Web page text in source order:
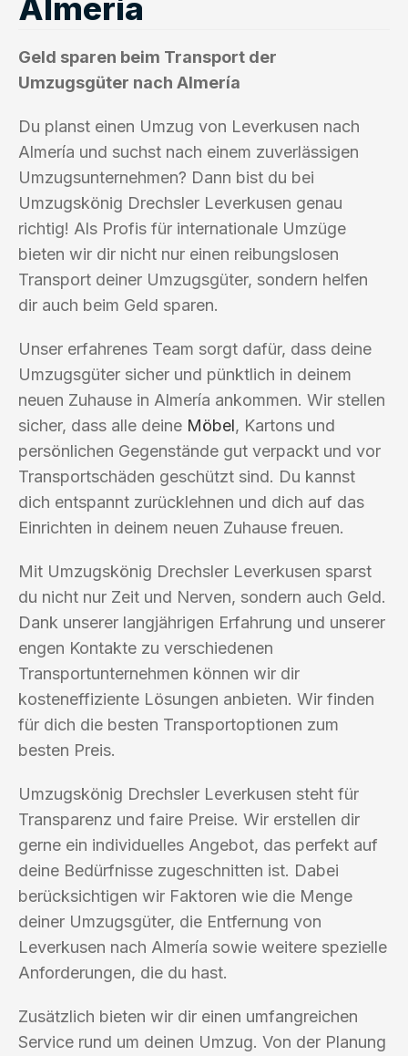
Almería
Geld sparen beim Transport der
Umzugsgüter nach Almería
Du planst einen Umzug von Leverkusen nach
Almería und suchst nach einem zuverlässigen
Umzugsunternehmen? Dann bist du bei
Umzugskönig Drechsler Leverkusen genau
richtig! Als Profis für internationale Umzüge
bieten wir dir nicht nur einen reibungslosen
Transport deiner Umzugsgüter, sondern helfen
dir auch beim Geld sparen.
Unser erfahrenes Team sorgt dafür, dass deine
Umzugsgüter sicher und pünktlich in deinem
neuen Zuhause in Almería ankommen. Wir stellen
sicher, dass alle deine Möbel, Kartons und
persönlichen Gegenstände gut verpackt und vor
Transportschäden geschützt sind. Du kannst
dich entspannt zurücklehnen und dich auf das
Einrichten in deinem neuen Zuhause freuen.
Mit Umzugskönig Drechsler Leverkusen sparst
du nicht nur Zeit und Nerven, sondern auch Geld.
Dank unserer langjährigen Erfahrung und unserer
engen Kontakte zu verschiedenen
Transportunternehmen können wir dir
kosteneffiziente Lösungen anbieten. Wir finden
für dich die besten Transportoptionen zum
besten Preis.
Umzugskönig Drechsler Leverkusen steht für
Transparenz und faire Preise. Wir erstellen dir
gerne ein individuelles Angebot, das perfekt auf
deine Bedürfnisse zugeschnitten ist. Dabei
berücksichtigen wir Faktoren wie die Menge
deiner Umzugsgüter, die Entfernung von
Leverkusen nach Almería sowie weitere spezielle
Anforderungen, die du hast.
Zusätzlich bieten wir dir einen umfangreichen
Service rund um deinen Umzug. Von der Planung